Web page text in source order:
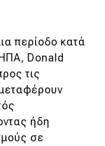
περίοδο κατά
Donald
τις
ήδη
σε